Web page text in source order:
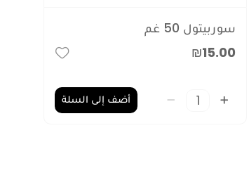
سوربيتول 50 غم
₪15.00
أضف إلى السلة